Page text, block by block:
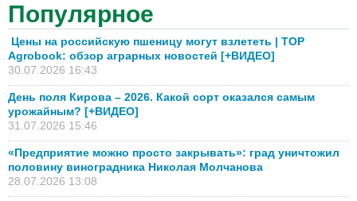
Популярное
Цены на российскую пшеницу могут взлететь | TOP
Agrobook: обзор аграрных новостей [+ВИДЕО]
30.07.2026 16:43
День поля Кирова – 2026. Какой сорт оказался самым
урожайным? [+ВИДЕО]
31.07.2026 15:46
«Предприятие можно просто закрывать»: град уничтожил
половину виноградника Николая Молчанова
28.07.2026 13:08